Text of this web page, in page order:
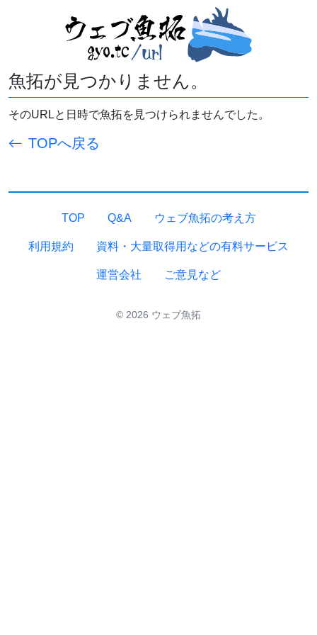
魚拓が見つかりません。
そのURLと日時で魚拓を見つけられませんでした。
TOPへ戻る
TOP Q&A ウェブ魚拓の考え方
利用規約 資料・大量取得用などの有料サービス
運営会社 ご意見など
© 2026 ウェブ魚拓